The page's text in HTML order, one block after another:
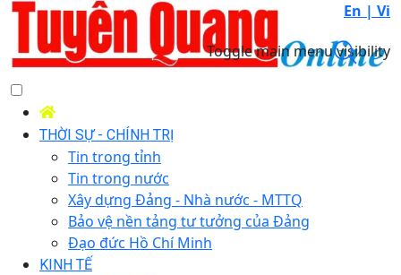
En | Vi
Toggle main menu visibility
THỜI SỰ - CHÍNH TRỊ
Tin trong tỉnh
Tin trong nước
Xây dựng Đảng - Nhà nước - MTTQ
Bảo vệ nền tảng tư tưởng của Đảng
Đạo đức Hồ Chí Minh
KINH TẾ